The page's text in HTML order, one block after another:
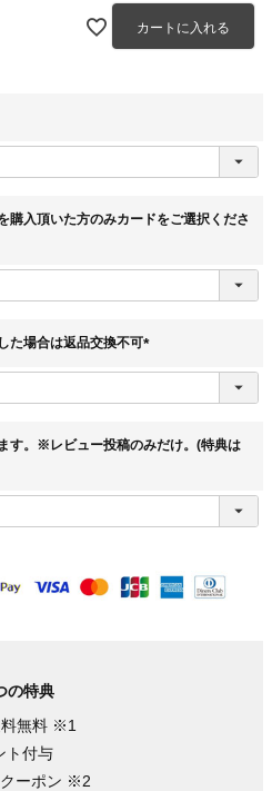
カートに入れる
購入頂いた方のみカードをご選択くださ
た場合は返品交換不可
須
す。※レビュー投稿のみだけ。(特典は
の特典
無料 ※1
ト付与
ーポン ※2